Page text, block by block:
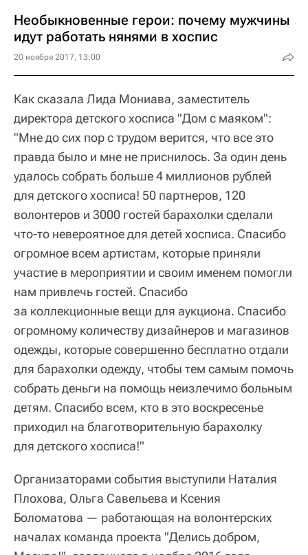
Необыкновенные герои: почему мужчины
идут работать нянями в хоспис
20 ноября 2017, 13:00
Как сказала Лида Мониава, заместитель
директора детского хосписа "Дом с маяком":
"Мне до сих пор с трудом верится, что все это
правда было и мне не приснилось. За один день
удалось собрать больше 4 миллионов рублей
для детского хосписа! 50 партнеров, 120
волонтеров и 3000 гостей барахолки сделали
что-то невероятное для детей хосписа. Спасибо
огромное всем артистам, которые приняли
участие в мероприятии и своим именем помогли
нам привлечь гостей. Спасибо
за коллекционные вещи для аукциона. Спасибо
огромному количеству дизайнеров и магазинов
одежды, которые совершенно бесплатно отдали
для барахолки одежду, чтобы тем самым помочь
собрать деньги на помощь неизлечимо больным
детям. Спасибо всем, кто в это воскресенье
приходил на благотворительную барахолку
для детского хосписа!"
Организаторами события выступили Наталия
Плохова, Ольга Савельева и Ксения
Боломатова — работающая на волонтерских
началах команда проекта "Делись добром,